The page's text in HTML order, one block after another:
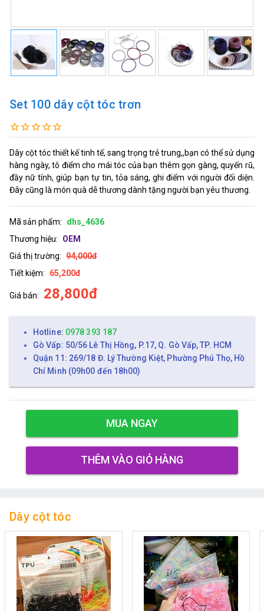
Set 100 dây cột tóc trơn
Dây cột tóc thiết kế tinh tế, sang trọng trẻ trung,,bạn có thể sử dụng
hàng ngày, tô điểm cho mái tóc của bạn thêm gọn gàng, quyến rũ,
đầy nữ tính, giúp bạn tự tin, tỏa sáng, ghi điểm với người đối diện.
Đây cũng là món quà dễ thương dành tặng người bạn yêu thương.
Mã sản phẩm:
dhs_4636
Thương hiệu:
OEM
Giá thị trường: 94,000đ
Tiết kiệm:
65,200đ
Giá bán: 28,800đ
Hotline: 0978 393 187
Gò Vấp: 50/56 Lê Thị Hồng, P.17, Q. Gò Vấp, TP. HCM
Quận 11: 269/18 Đ. Lý Thường Kiệt, Phường Phú Thọ, Hồ
Chí Minh (09h00 đến 18h00)
MUA NGAY
THÊM VÀO GIỎ HÀNG
Dây cột tóc